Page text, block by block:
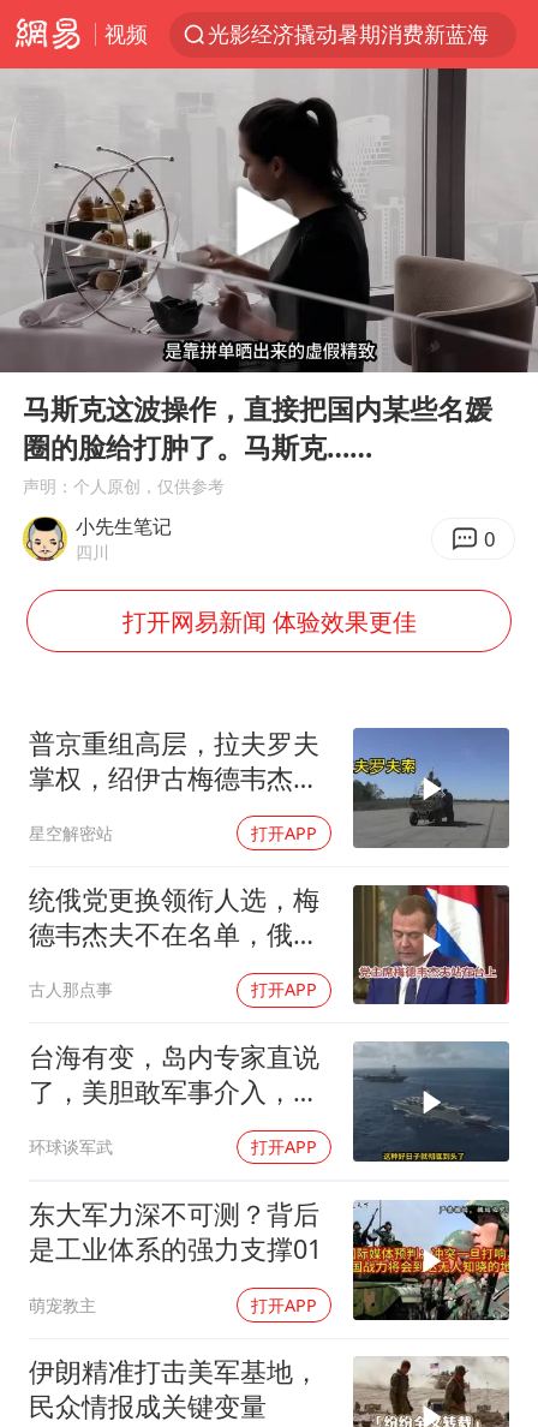
视频
光影经济撬动暑期消费新蓝海
陈思诚零点晒照为佟丽娅庆生
郑丽文：台湾从来没有“独立”过
情侣平潭拍日出坠崖1死1伤
梁家辉：到内地拍戏不是北上是回归
全民健身事业高质量发展
台当局重金为“台独”织“皇帝新衣”
老挝国会主席赛宋蓬逝世
茅台部分直营店飞天茅台提价
夏日经济乘“热”而上 消费市场向“新”而行
白海豚将正面袭击贯穿浙江
黄金牛市回来了吗
乐享全民健身 共筑健康中国
Play
04:51
马斯克这波操作，直接把国内某些名媛
圈的脸给打肿了。马斯克……
声明：个人原创，仅供参考
小先生笔记
四川 0
打开网易新闻 体验效果更佳
普京重组高层，拉夫罗夫
掌权，绍伊古梅德韦杰夫
星空解密站 打开APP
统俄党更换领衔人选，梅
德韦杰夫不在名单，俄政
坛释放出什么信号？
古人那点事 打开APP
台海有变，岛内专家直说
了，美胆敢军事介入，战
环球谈军武 打开APP
东大军力深不可测？背后
是工业体系的强力支撑01
萌宠教主 打开APP
伊朗精准打击美军基地，
民众情报成关键变量